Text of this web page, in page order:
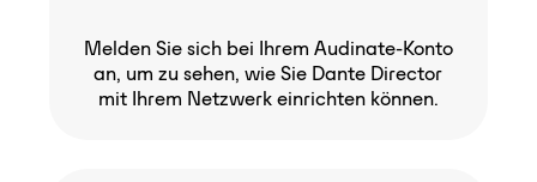
Melden Sie sich bei Ihrem Audinate-Konto
an, um zu sehen, wie Sie Dante Director
mit Ihrem Netzwerk einrichten können.